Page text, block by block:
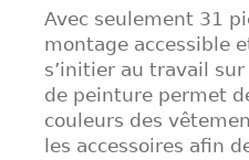
Avec seulement 31
montage accessible
s’initier au travail
de peinture permet
couleurs des
les accessoires afin